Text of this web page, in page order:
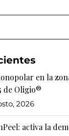
en la
de Oligio®
2026
activa la